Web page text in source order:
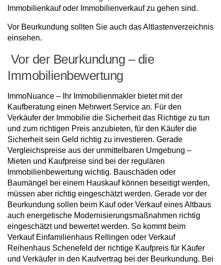
Immobilienkauf oder Immobilienverkauf zu gehen sind.
Vor Beurkundung sollten Sie auch das Altlastenverzeichnis
einsehen.
Vor der Beurkundung – die
Immobilienbewertung
ImmoNuance – Ihr Immobilienmakler bietet mit der
Kaufberatung einen Mehrwert Service an. Für den
Verkäufer der Immobilie die Sicherheit das Richtige zu tun
und zum richtigen Preis anzubieten, für den Käufer die
Sicherheit sein Geld richtig zu investieren. Gerade
Vergleichspreise aus der unmittelbaren Umgebung –
Mieten und Kaufpreise sind bei der regulären
Immobilienbewertung wichtig. Bauschäden oder
Baumängel bei einem Hauskauf können beseitigt werden,
müssen aber richtig eingeschätzt werden. Gerade vor der
Beurkundung sollen beim Kauf oder Verkauf eines Altbaus
auch energetische Modernisierungsmaßnahmen richtig
eingeschätzt und bewertet werden. So kommt beim
Verkauf Einfamilienhaus Rellingen oder Verkauf
Reihenhaus Schenefeld der richtige Kaufpreis für Käufer
und Verkäufer in den Kaufvertrag bei der Beurkundung. Bei